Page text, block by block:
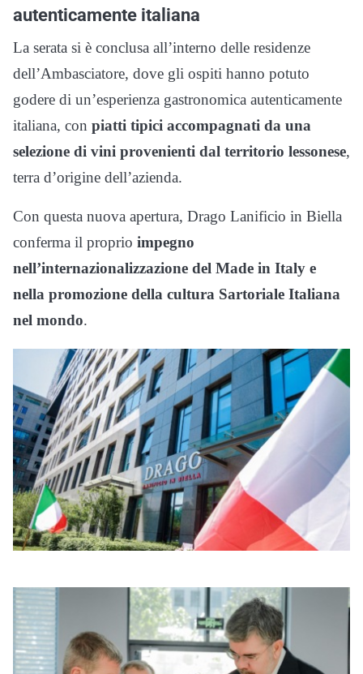
autenticamente italiana
La serata si è conclusa all’interno delle residenze
dell’Ambasciatore, dove gli ospiti hanno potuto
godere di un’esperienza gastronomica autenticamente
italiana, con piatti tipici accompagnati da una
selezione di vini provenienti dal territorio lessonese,
terra d’origine dell’azienda.
Con questa nuova apertura, Drago Lanificio in Biella
conferma il proprio impegno
nell’internazionalizzazione del Made in Italy e
nella promozione della cultura Sartoriale Italiana
nel mondo.